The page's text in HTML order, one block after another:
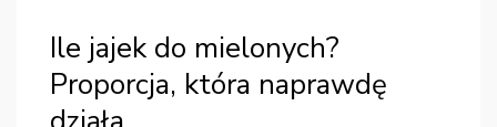
Ile jajek do mielonych?
Proporcja, która naprawdę